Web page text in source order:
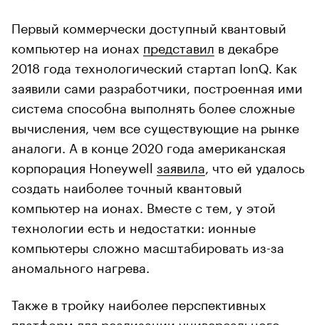
Первый коммерчески доступный квантовый
компьютер на ионах представил в декабре
2018 года технологический стартап IonQ. Как
заявили сами разработчики, построенная ими
система способна выполнять более сложные
вычисления, чем все существующие на рынке
аналоги. А в конце 2020 года американская
корпорация Honeywell заявила , что ей удалось
создать наиболее точный квантовый
компьютер на ионах. Вместе с тем, у этой
технологии есть и недостатки: ионные
компьютеры сложно масштабировать из-за
аномального нагрева.
Также в тройку наиболее перспективных